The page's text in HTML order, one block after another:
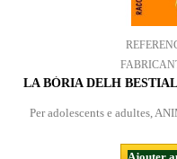
LA BÒRIA DELH
Per adolescents e adultes,